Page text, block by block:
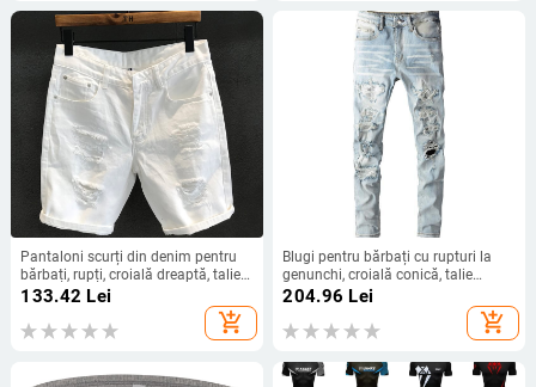
Pantaloni scurți din denim pentru
bărbați, rupți, croială dreaptă, talie
medie, 70% bumbac, spălați
133.42 Lei
add_shopping_cart
Blugi pentru bărbați cu rupturi la
genunchi, croială conică, talie
medie, închidere cu nasturi, denim
204.96 Lei
add_shopping_cart